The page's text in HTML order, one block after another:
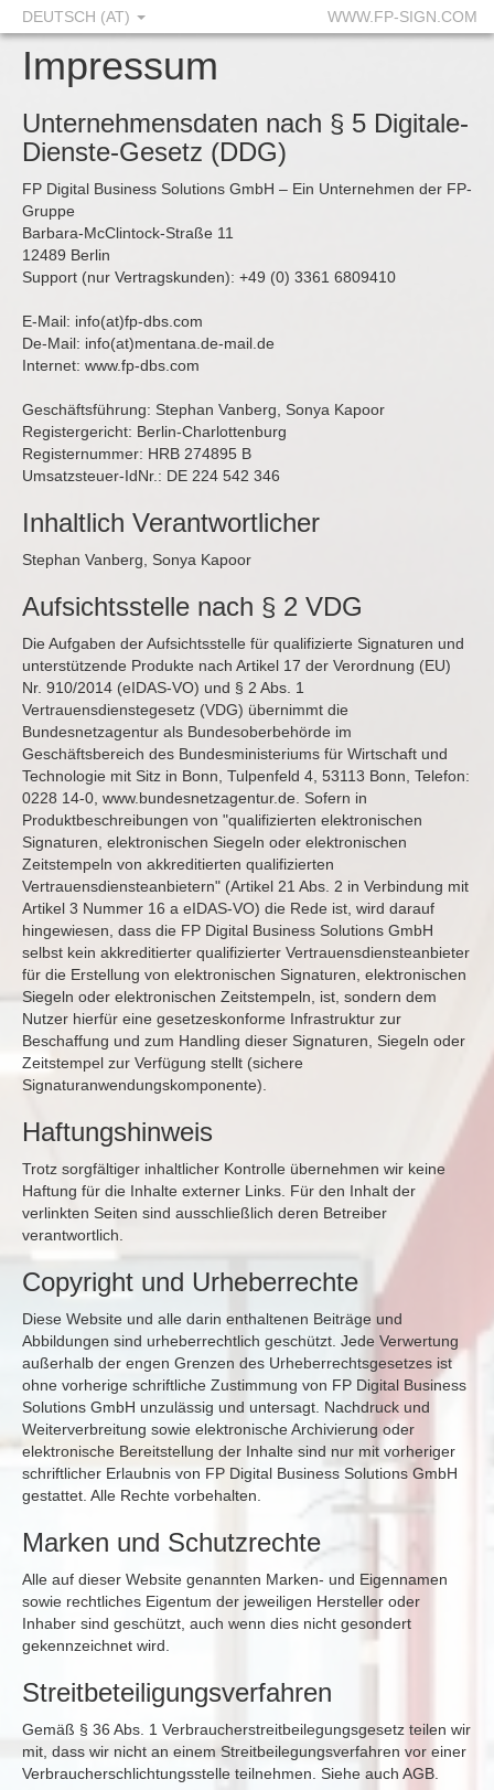
DEUTSCH (AT) WWW.FP-SIGN.COM
Impressum
Unternehmensdaten nach § 5 Digitale-
Dienste-Gesetz (DDG)
FP Digital Business Solutions GmbH – Ein Unternehmen der FP-
Gruppe
Barbara-McClintock-Straße 11
12489 Berlin
Support (nur Vertragskunden): +49 (0) 3361 6809410
E-Mail: info(at)fp-dbs.com
De-Mail: info(at)mentana.de-mail.de
Internet: www.fp-dbs.com
Geschäftsführung: Stephan Vanberg, Sonya Kapoor
Registergericht: Berlin-Charlottenburg
Registernummer: HRB 274895 B
Umsatzsteuer-IdNr.: DE 224 542 346
Inhaltlich Verantwortlicher
Stephan Vanberg, Sonya Kapoor
Aufsichtsstelle nach § 2 VDG
Die Aufgaben der Aufsichtsstelle für qualifizierte Signaturen und
unterstützende Produkte nach Artikel 17 der Verordnung (EU)
Nr. 910/2014 (eIDAS-VO) und § 2 Abs. 1
Vertrauensdienstegesetz (VDG) übernimmt die
Bundesnetzagentur als Bundesoberbehörde im
Geschäftsbereich des Bundesministeriums für Wirtschaft und
Technologie mit Sitz in Bonn, Tulpenfeld 4, 53113 Bonn, Telefon:
0228 14-0, www.bundesnetzagentur.de . Sofern in
Produktbeschreibungen von "qualifizierten elektronischen
Signaturen, elektronischen Siegeln oder elektronischen
Zeitstempeln von akkreditierten qualifizierten
Vertrauensdiensteanbietern" (Artikel 21 Abs. 2 in Verbindung mit
Artikel 3 Nummer 16 a eIDAS-VO) die Rede ist, wird darauf
hingewiesen, dass die FP Digital Business Solutions GmbH
selbst kein akkreditierter qualifizierter Vertrauensdiensteanbieter
für die Erstellung von elektronischen Signaturen, elektronischen
Siegeln oder elektronischen Zeitstempeln, ist, sondern dem
Nutzer hierfür eine gesetzeskonforme Infrastruktur zur
Beschaffung und zum Handling dieser Signaturen, Siegeln oder
Zeitstempel zur Verfügung stellt (sichere
Signaturanwendungskomponente).
Haftungshinweis
Trotz sorgfältiger inhaltlicher Kontrolle übernehmen wir keine
Haftung für die Inhalte externer Links. Für den Inhalt der
verlinkten Seiten sind ausschließlich deren Betreiber
verantwortlich.
Copyright und Urheberrechte
Diese Website und alle darin enthaltenen Beiträge und
Abbildungen sind urheberrechtlich geschützt. Jede Verwertung
außerhalb der engen Grenzen des Urheberrechtsgesetzes ist
ohne vorherige schriftliche Zustimmung von FP Digital Business
Solutions GmbH unzulässig und untersagt. Nachdruck und
Weiterverbreitung sowie elektronische Archivierung oder
elektronische Bereitstellung der Inhalte sind nur mit vorheriger
schriftlicher Erlaubnis von FP Digital Business Solutions GmbH
gestattet. Alle Rechte vorbehalten.
Marken und Schutzrechte
Alle auf dieser Website genannten Marken- und Eigennamen
sowie rechtliches Eigentum der jeweiligen Hersteller oder
Inhaber sind geschützt, auch wenn dies nicht gesondert
gekennzeichnet wird.
Streitbeteiligungsverfahren
Gemäß § 36 Abs. 1 Verbraucherstreitbeilegungsgesetz teilen wir
mit, dass wir nicht an einem Streitbeilegungsverfahren vor einer
Verbraucherschlichtungsstelle teilnehmen. Siehe auch AGB.